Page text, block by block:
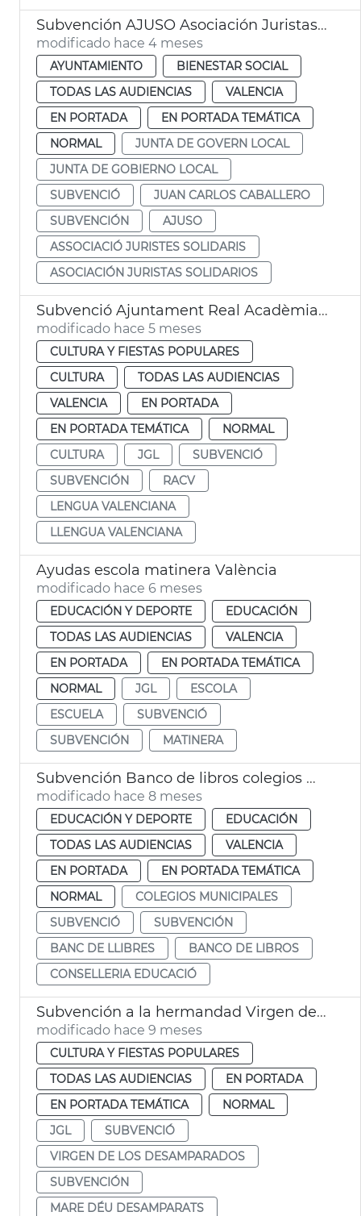
Subvención AJUSO Asociación Juristas Solidarios València
modificado hace 4 meses
AYUNTAMIENTO
BIENESTAR SOCIAL
TODAS LAS AUDIENCIAS
VALENCIA
EN PORTADA
EN PORTADA TEMÁTICA
NORMAL
JUNTA DE GOVERN LOCAL
JUNTA DE GOBIERNO LOCAL
SUBVENCIÓ
JUAN CARLOS CABALLERO
SUBVENCIÓN
AJUSO
ASSOCIACIÓ JURISTES SOLIDARIS
ASOCIACIÓN JURISTAS SOLIDARIOS
Subvenció Ajuntament Real Acadèmia de Cultura Valenciana
modificado hace 5 meses
CULTURA Y FIESTAS POPULARES
CULTURA
TODAS LAS AUDIENCIAS
VALENCIA
EN PORTADA
EN PORTADA TEMÁTICA
NORMAL
CULTURA
JGL
SUBVENCIÓ
SUBVENCIÓN
RACV
LENGUA VALENCIANA
LLENGUA VALENCIANA
Ayudas escola matinera València
modificado hace 6 meses
EDUCACIÓN Y DEPORTE
EDUCACIÓN
TODAS LAS AUDIENCIAS
VALENCIA
EN PORTADA
EN PORTADA TEMÁTICA
NORMAL
JGL
ESCOLA
ESCUELA
SUBVENCIÓ
SUBVENCIÓN
MATINERA
Subvención Banco de libros colegios municipales
modificado hace 8 meses
EDUCACIÓN Y DEPORTE
EDUCACIÓN
TODAS LAS AUDIENCIAS
VALENCIA
EN PORTADA
EN PORTADA TEMÁTICA
NORMAL
COLEGIOS MUNICIPALES
SUBVENCIÓ
SUBVENCIÓN
BANC DE LLIBRES
BANCO DE LIBROS
CONSELLERIA EDUCACIÓ
Subvención a la hermandad Virgen de los Desamparados
modificado hace 9 meses
CULTURA Y FIESTAS POPULARES
TODAS LAS AUDIENCIAS
EN PORTADA
EN PORTADA TEMÁTICA
NORMAL
JGL
SUBVENCIÓ
VIRGEN DE LOS DESAMPARADOS
SUBVENCIÓN
MARE DÉU DESAMPARATS